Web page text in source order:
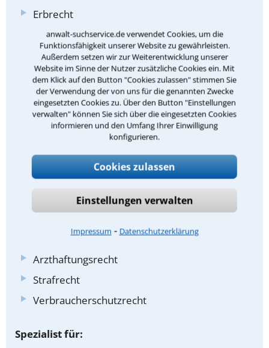
anwalt-suchservice.de verwendet Cookies, um die
Funktionsfähigkeit unserer Website zu gewährleisten.
Außerdem setzen wir zur Weiterentwicklung unserer
Website im Sinne der Nutzer zusätzliche Cookies ein. Mit
dem Klick auf den Button "Cookies zulassen" stimmen Sie
der Verwendung der von uns für die genannten Zwecke
eingesetzten Cookies zu. Über den Button "Einstellungen
verwalten" können Sie sich über die eingesetzten Cookies
informieren und den Umfang Ihrer Einwilligung
konfigurieren.
Cookies zulassen
Einstellungen verwalten
Impressum ⁃ Datenschutzerklärung
Erbrecht
Verkehrszivilrecht
Verkehrsstrafrecht
Mietrecht und Pachtrecht
Mietrecht
Pachtrecht
Haftpflichtversicherungsrecht
Privates Krankenversicherungsrecht
Verkehrsunfallrecht
Handelsvertreterrecht
Arzthaftungsrecht
Strafrecht
Verbraucherschutzrecht
Spezialist für: